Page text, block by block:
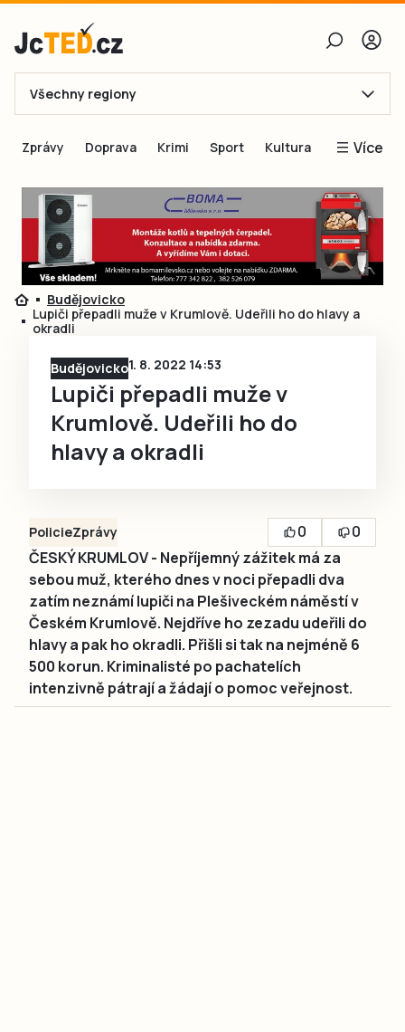
E-mail
Obnovit heslo
Přihlásit se
Přihlásit se přes Facebook
Všechny regiony
Zprávy Doprava Krimi Sport Kultura Více
Blogy
Inspirace
Čtenáři píší
Speciální přílohy
Budějovicko
Lupiči přepadli muže v Krumlově. Udeřili ho do hlavy a
okradli
Budějovicko1. 8. 2022 14:53
Lupiči přepadli muže v
Krumlově. Udeřili ho do
hlavy a okradli
PolicieZprávy 0
0
ČESKÝ KRUMLOV - Nepříjemný zážitek má za
sebou muž, kterého dnes v noci přepadli dva
zatím neznámí lupiči na Plešiveckém náměstí v
Českém Krumlově. Nejdříve ho zezadu udeřili do
hlavy a pak ho okradli. Přišli si tak na nejméně 6
500 korun. Kriminalisté po pachatelích
intenzivně pátrají a žádají o pomoc veřejnost.